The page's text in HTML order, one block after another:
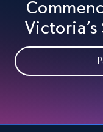
Home Depot
Sku, Product id,